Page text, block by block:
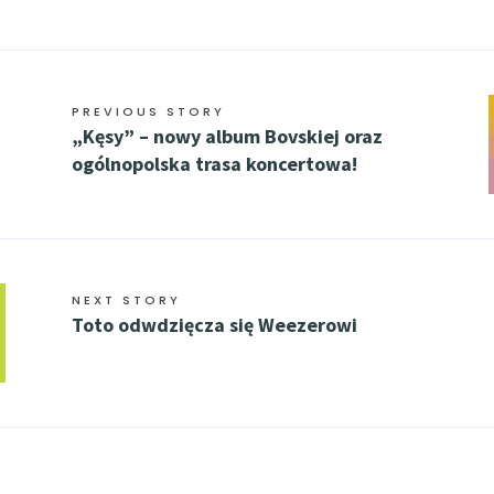
PREVIOUS STORY
„Kęsy” – nowy album Bovskiej oraz
ogólnopolska trasa koncertowa!
NEXT STORY
Toto odwdzięcza się Weezerowi